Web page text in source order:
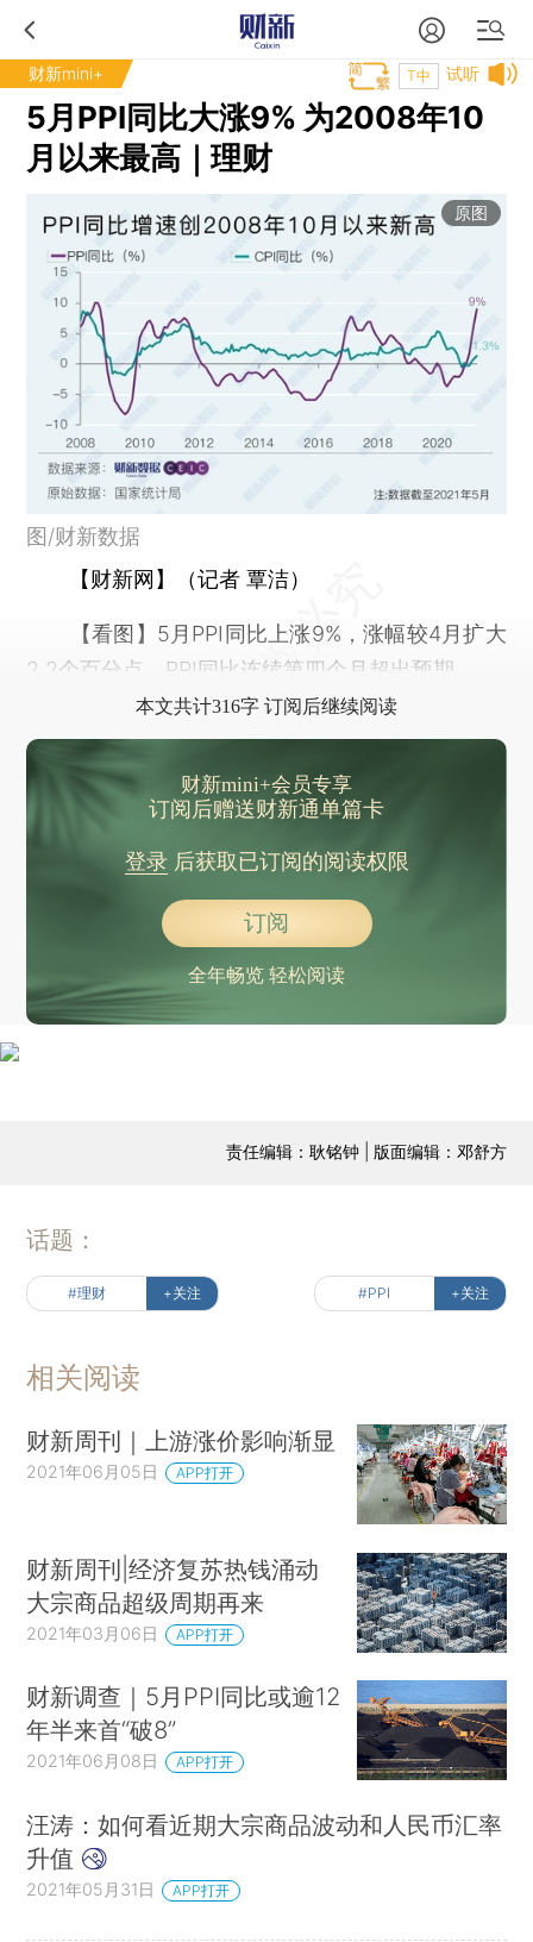
财新mini+ 试听
T中
5月PPI同比大涨9% 为2008年10
月以来最高｜理财
原图
图/财新数据
【财新网】（记者 覃洁）
【看图】5月PPI同比上涨9%，涨幅较4月扩大
2.2个百分点，PPI同比连续第四个月超出预期。
本文共计316字 订阅后继续阅读
财新mini+会员专享
订阅后赠送财新通单篇卡
登录后获取已订阅的阅读权限
订阅
全年畅览 轻松阅读
责任编辑：耿铭钟 | 版面编辑：邓舒方
话题：
#理财 +关注 #PPI +关注
相关阅读
财新周刊｜上游涨价影响渐显
2021年06月05日 APP打开
财新周刊|经济复苏热钱涌动
大宗商品超级周期再来
2021年03月06日 APP打开
财新调查｜5月PPI同比或逾12
年半来首“破8”
2021年06月08日 APP打开
汪涛：如何看近期大宗商品波动和人民币汇率
升值
2021年05月31日 APP打开